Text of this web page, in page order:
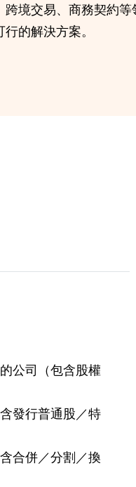
境交易、商務契約
的解決方案。
公司（包含股權
發行普通股／特
合併／分割／換